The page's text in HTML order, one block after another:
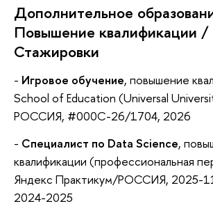
Дополнительное
Повышение квалификации /
Стажировки
- Игровое обучение, повышение
School of Education (Universal
РОССИЯ, #000C-26/1704, 2026
- Специалист по Data Science,
квалификации (профессиональная
Яндекс Практикум/РОССИЯ, 2025-
2024-2025